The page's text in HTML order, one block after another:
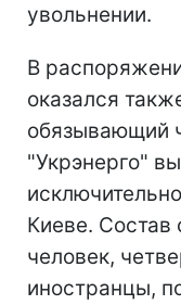
увольнении.
В
оказался
обязывающий
"Укрэнерго"
Киеве. Состав
человек,
иностранцы,